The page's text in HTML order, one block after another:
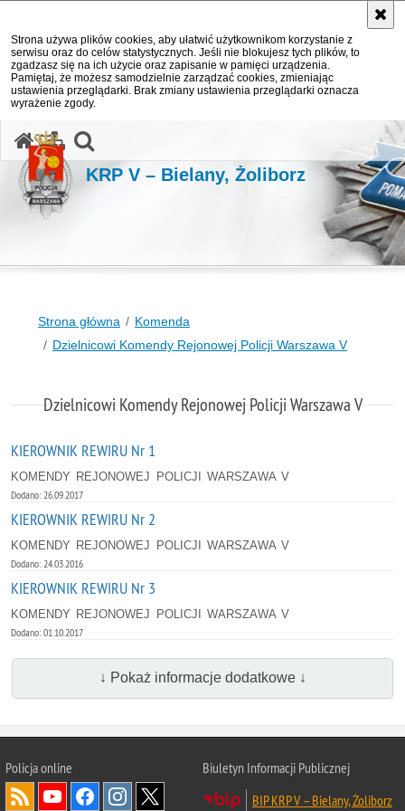
Strona używa plików cookies, aby ułatwić użytkownikom korzystanie z
serwisu oraz do celów statystycznych. Jeśli nie blokujesz tych plików, to
zgadzasz się na ich użycie oraz zapisanie w pamięci urządzenia.
Pamiętaj, że możesz samodzielnie zarządzać cookies, zmieniając
ustawienia przeglądarki. Brak zmiany ustawienia przeglądarki oznacza
wyrażenie zgody.
KRP V – Bielany, Żoliborz
Strona główna
Komenda
Dzielnicowi Komendy Rejonowej Policji Warszawa V
Dzielnicowi Komendy Rejonowej Policji Warszawa V
KIEROWNIK REWIRU Nr 1
KOMENDY REJONOWEJ POLICJI WARSZAWA V
Dodano: 26.09.2017
KIEROWNIK REWIRU Nr 2
KOMENDY REJONOWEJ POLICJI WARSZAWA V
Dodano: 24.03.2016
KIEROWNIK REWIRU Nr 3
KOMENDY REJONOWEJ POLICJI WARSZAWA V
Dodano: 01.10.2017
↓ Pokaż informacje dodatkowe ↓
Policja online
Biuletyn Informacji Publicznej
BIP KRP V – Bielany, Żoliborz